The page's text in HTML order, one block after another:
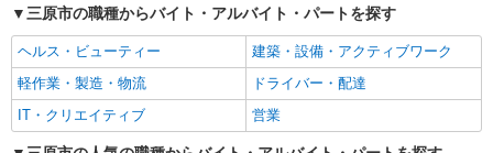
三原市の職種からバイト・アルバイト・パートを探す
ヘルス・ビューティー
建築・設備・アクティブワーク
軽作業・製造・物流
ドライバー・配達
IT・クリエイティブ
営業